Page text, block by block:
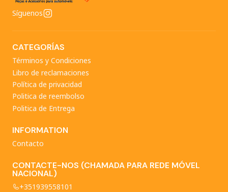
Síguenos
CATEGORÍAS
Términos y Condiciones
Libro de reclamaciones
Política de privacidad
Politica de reembolso
Politica de Entrega
INFORMATION
Contacto
CONTACTE-NOS (CHAMADA PARA REDE MÓVEL
NACIONAL)
+351939558101